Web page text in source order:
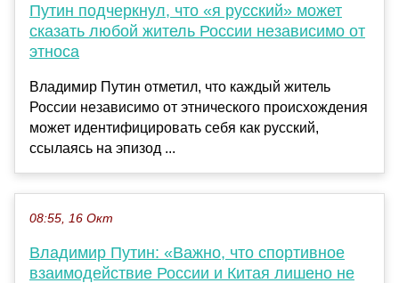
Путин подчеркнул, что «я русский» может
сказать любой житель России независимо от
этноса
Владимир Путин отметил, что каждый житель
России независимо от этнического происхождения
может идентифицировать себя как русский,
ссылаясь на эпизод ...
08:55, 16 Окт
Владимир Путин: «Важно, что спортивное
взаимодействие России и Китая лишено не